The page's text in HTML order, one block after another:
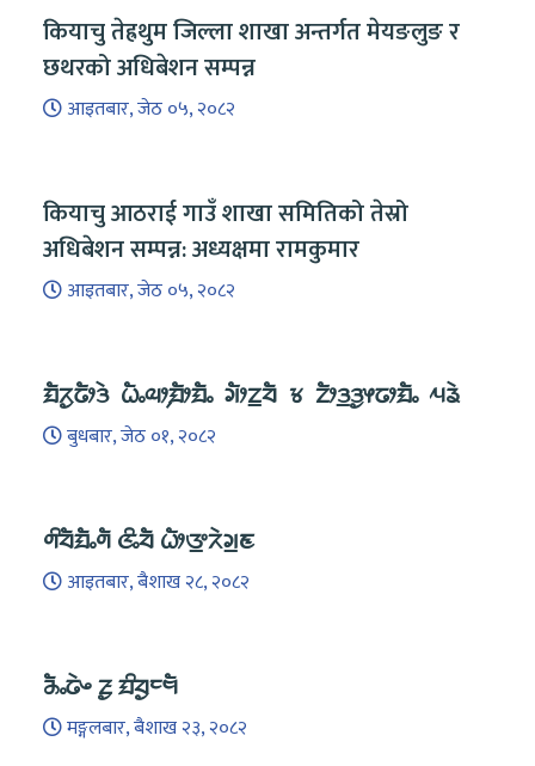
कियाचु तेह्रथुम जिल्ला शाखा अन्तर्गत मेयङलुङ र
छथरको अधिबेशन सम्पन्न
आइतबार, जेठ ०५, २०८२
कियाचु आठराई गाउँ शाखा समितिको तेस्रो
अधिबेशन सम्पन्न: अध्यक्षमा रामकुमार
आइतबार, जेठ ०५, २०८२
ᤀᤠᤖᤢᤒᤥᤋᤧ ᤐᤠᤱᤓᤣ᤹ᤀᤥᤀᤠᤱ ᤆᤥᤁ᤻ᤔᤠ ᤃ ᤁᤥᤋ᤻ᤋᤢᤶᤒᤣᤀᤠᤱ ᤘᤕᤧ
बुधबार, जेठ ०१, २०८२
ᤛᤡᤔᤠᤀᤠᤱᤛᤠ ᤜᤡᤱᤔᤠ ᤐᤥᤅ᤻ᤖᤧᤆ᤻ᤇ
आइतबार, बैशाख २८, २०८२
ᤌᤠᤱᤒᤧᤴ ᤏᤢ ᤀᤡᤔᤢᤰᤗᤠ
मङ्गलबार, बैशाख २३, २०८२